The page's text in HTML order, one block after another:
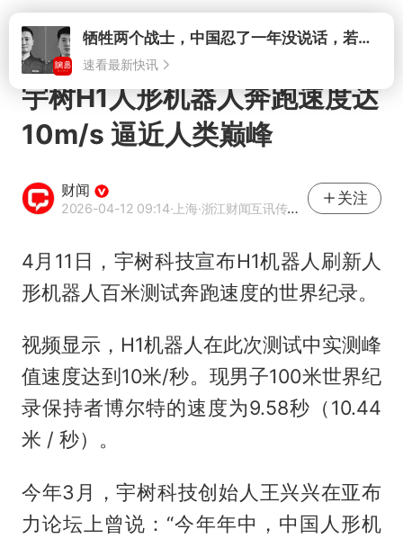
打开牺牲两个战士，中国忍了一年没说话，若菲律宾死了人，他会开战吗
速看最新快讯
宇树H1人形机器人奔跑速度达
10m/s 逼近人类巅峰
财闻
2026-04-12 09:14·上海·浙江财闻互讯传媒有限公司官方账号
关注
4月11日，宇树科技宣布H1机器人刷新人
形机器人百米测试奔跑速度的世界纪录。
视频显示，H1机器人在此次测试中实测峰
值速度达到10米/秒。现男子100米世界纪
录保持者博尔特的速度为9.58秒（10.44
米 / 秒）。
今年3月，宇树科技创始人王兴兴在亚布
力论坛上曾说：“今年年中，中国人形机